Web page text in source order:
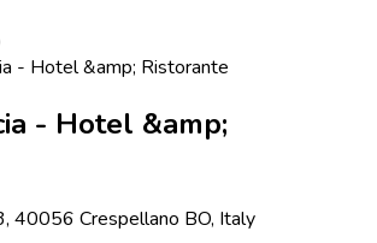
- Hotel &amp; Ristorante
- Hotel &amp;
40056 Crespellano BO, Italy